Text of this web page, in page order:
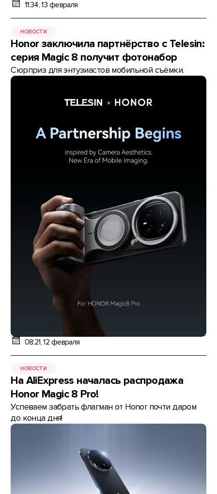
11:34, 13 февраля
НОВОСТИ
Honor заключила партнёрство с Telesin:
серия Magic 8 получит фотонабор
Сюрприз для энтузиастов мобильной съёмки.
08:21, 12 февраля
НОВОСТИ
На AliExpress началась распродажа
Honor Magic 8 Pro!
Успеваем забрать флагман от Honor почти даром
до конца дня!